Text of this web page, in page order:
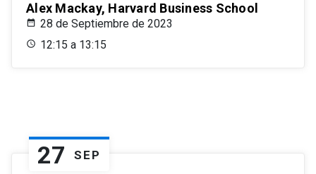
Alex Mackay, Harvard Business School
28 de Septiembre de 2023
12:15 a 13:15
27 SEP